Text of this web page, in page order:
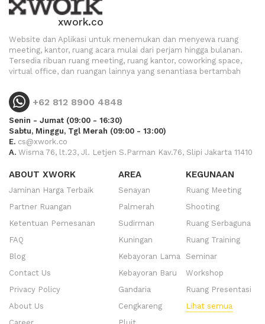
xwork.co
Website dan Aplikasi untuk menemukan dan menyewa ruang
meeting, kantor, ruang acara mulai dari perjam hingga bulanan.
Tersedia ribuan ruang meeting, ruang kantor, coworking space,
virtual office, dan ruangan lainnya yang senantiasa bertambah
+62 812 8900 4848
Senin - Jumat (09:00 - 16:30)
Sabtu, Minggu, Tgl Merah (09:00 - 13:00)
E. cs@xwork.co
A. Wisma 76, lt.23, Jl. Letjen S.Parman Kav.76, Slipi Jakarta 11410
ABOUT XWORK
Jaminan Harga Terbaik
Partner Ruangan
Ketentuan Pemesanan
FAQ
Blog
Contact Us
Privacy Policy
About Us
AREA
Senayan
Palmerah
Sudirman
Kuningan
Kebayoran Lama
Kebayoran Baru
Gandaria
Cengkareng
KEGUNAAN
Ruang Meeting
Shooting
Ruang Serbaguna
Ruang Training
Seminar
Workshop
Ruang Presentasi
Lihat semua